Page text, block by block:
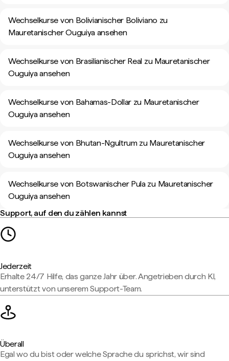
Wechselkurse von Bolivianischer Boliviano zu
Mauretanischer Ouguiya ansehen
Wechselkurse von Brasilianischer Real zu Mauretanischer
Ouguiya ansehen
Wechselkurse von Bahamas-Dollar zu Mauretanischer
Ouguiya ansehen
Wechselkurse von Bhutan-Ngultrum zu Mauretanischer
Ouguiya ansehen
Wechselkurse von Botswanischer Pula zu Mauretanischer
Ouguiya ansehen
Support, auf den du zählen kannst
Jederzeit
Erhalte 24/7 Hilfe, das ganze Jahr über. Angetrieben durch KI,
unterstützt von unserem Support-Team.
Überall
Egal wo du bist oder welche Sprache du sprichst, wir sind